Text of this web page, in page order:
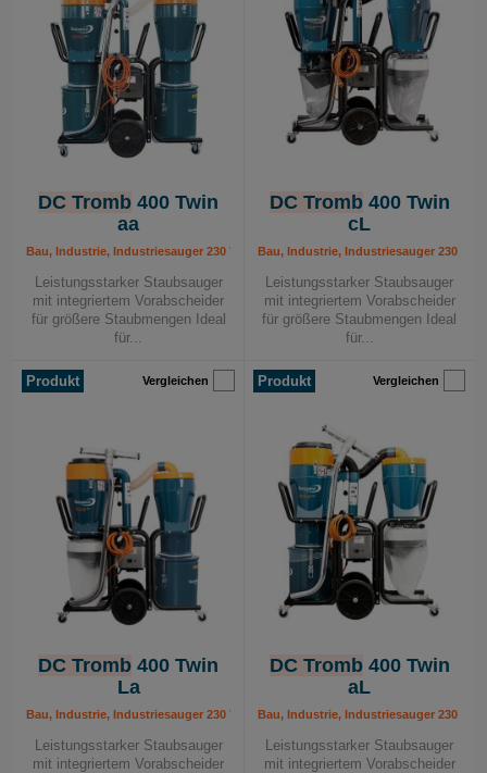
DC Tromb 400 Twin
aa
Bau, Industrie, Industriesauger 230 V, Mobile Absauggeräte
Leistungsstarker Staubsauger
mit integriertem Vorabscheider
für größere Staubmengen Ideal
für...
DC Tromb400 Twin
cL
Bau, Industrie, Industriesauger 230 V,
Leistungsstarker Staubsauger
mit integriertem Vorabscheider
für größere Staubmengen Ideal
für...
Vergleichen
Produkt
DC Tromb 400 Twin
La
Bau, Industrie, Industriesauger 230 V, Mobile Absauggeräte
Leistungsstarker Staubsauger
mit integriertem Vorabscheider
Vergleichen
Produkt
DC Tromb400 Twin
aL
Bau, Industrie, Industriesauger 230 V,
Leistungsstarker Staubsauger
mit integriertem Vorabscheider